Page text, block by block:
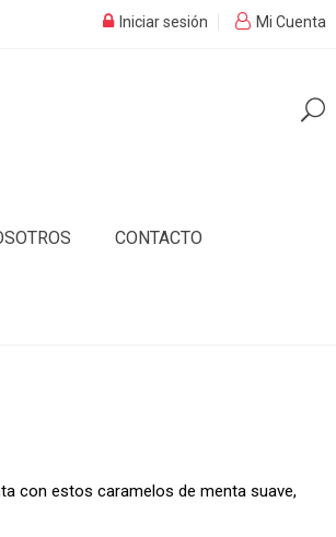
Mi Cuenta
Iniciar sesión
CONTACTO
con estos caramelos de menta suave,